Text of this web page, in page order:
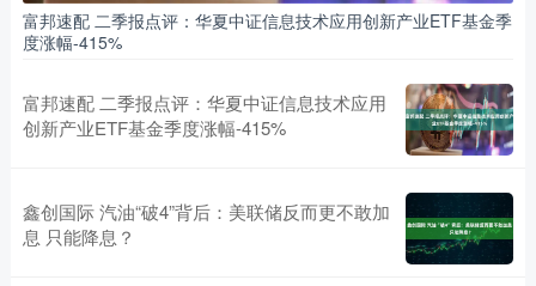
富邦速配 二季报点评：华夏中证信息技术应用创新产业ETF基金季
度涨幅-415%
富邦速配 二季报点评：华夏中证信息技术应用
创新产业ETF基金季度涨幅-415%
鑫创国际 汽油“破4”背后：美联储反而更不敢加
息 只能降息？